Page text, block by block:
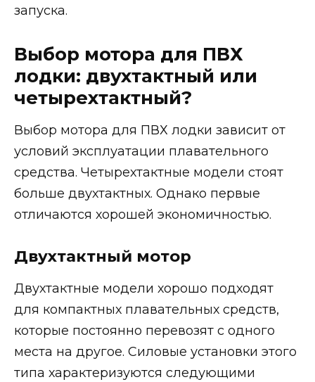
запуска.
Выбор мотора для ПВХ
лодки: двухтактный или
четырехтактный?
Выбор мотора для ПВХ лодки зависит от
условий эксплуатации плавательного
средства. Четырехтактные модели стоят
больше двухтактных. Однако первые
отличаются хорошей экономичностью.
Двухтактный мотор
Двухтактные модели хорошо подходят
для компактных плавательных средств,
которые постоянно перевозят с одного
места на другое. Силовые установки этого
типа характеризуются следующими